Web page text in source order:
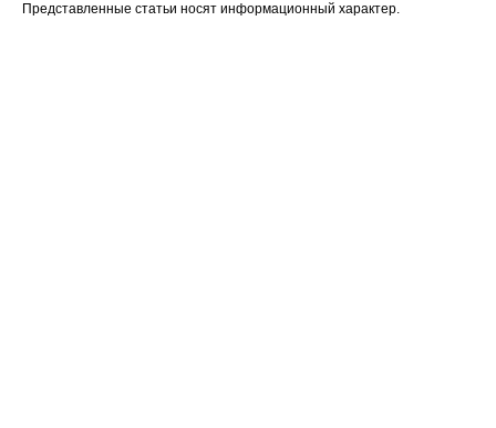
Представленные статьи носят информационный характер.